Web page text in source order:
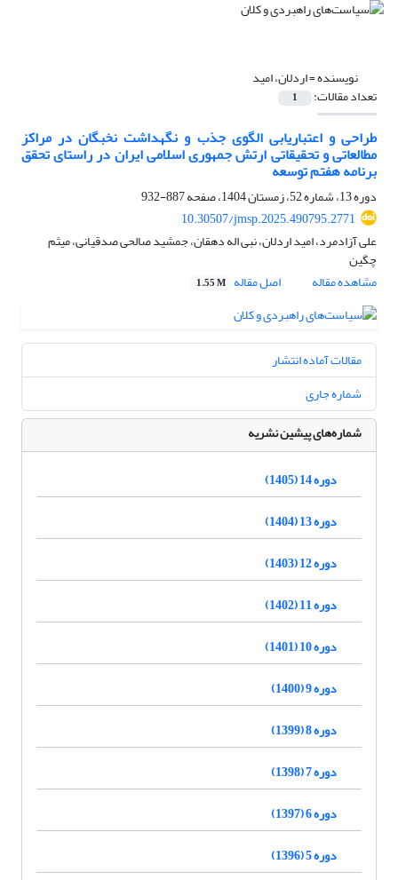
نویسنده =اردلان، امید
تعداد مقالات: 1
طراحی و اعتباریابی الگوی جذب و نگهداشت نخبگان در مراکز
مطالعاتی و تحقیقاتی ارتش جمهوری اسلامی ایران در راستای تحقق
برنامه هفتم توسعه
دوره 13، شماره 52، زمستان 1404، صفحه
887-932
10.30507/jmsp.2025.490795.2771
علی آزادمرد، امید اردلان، نبی اله دهقان، جمشید صالحی صدقیانی، میثم
چگین
مشاهده مقاله
اصل مقاله 1.55 M
مقالات آماده انتشار
شماره جاری
شماره‌های پیشین نشریه
دوره 14 (1405)
دوره 13 (1404)
دوره 12 (1403)
دوره 11 (1402)
دوره 10 (1401)
دوره 9 (1400)
دوره 8 (1399)
دوره 7 (1398)
دوره 6 (1397)
دوره 5 (1396)